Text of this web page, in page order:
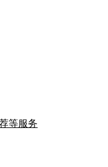
等服务